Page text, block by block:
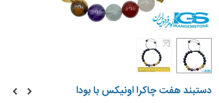
دستبند هفت چاکرا اونیکس با بودا